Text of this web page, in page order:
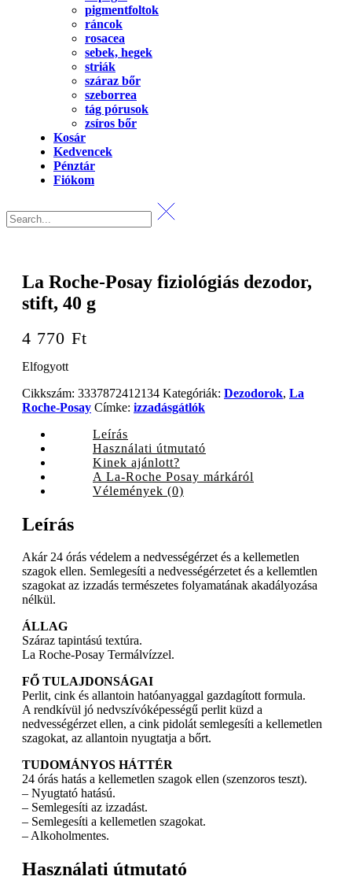
pigmentfoltok
ráncok
rosacea
sebek, hegek
striák
száraz bőr
szeborrea
tág pórusok
zsíros bőr
Kosár
Kedvencek
Pénztár
Fiókom
La Roche-Posay fiziológiás dezodor,
stift, 40 g
4 770 Ft
Elfogyott
Cikkszám: 3337872412134 Kategóriák: Dezodorok, La
Roche-Posay Címke: izzadásgátlók
Leírás
Használati útmutató
Kinek ajánlott?
A La-Roche Posay márkáról
Vélemények (0)
Leírás
Akár 24 órás védelem a nedvességérzet és a kellemetlen
szagok ellen. Semlegesíti a nedvességérzetet és a kellemtlen
szagokat az izzadás természetes folyamatának akadályozása
nélkül.
ÁLLAG
Száraz tapintású textúra.
La Roche-Posay Termálvízzel.
FŐ TULAJDONSÁGAI
Perlit, cink és allantoin hatóanyaggal gazdagított formula.
A rendkívül jó nedvszívóképességű perlit küzd a
nedvességérzet ellen, a cink pidolát semlegesíti a kellemetlen
szagokat, az allantoin nyugtatja a bőrt.
TUDOMÁNYOS HÁTTÉR
24 órás hatás a kellemetlen szagok ellen (szenzoros teszt).
– Nyugtató hatású.
– Semlegesíti az izzadást.
– Semlegesíti a kellemetlen szagokat.
– Alkoholmentes.
Használati útmutató